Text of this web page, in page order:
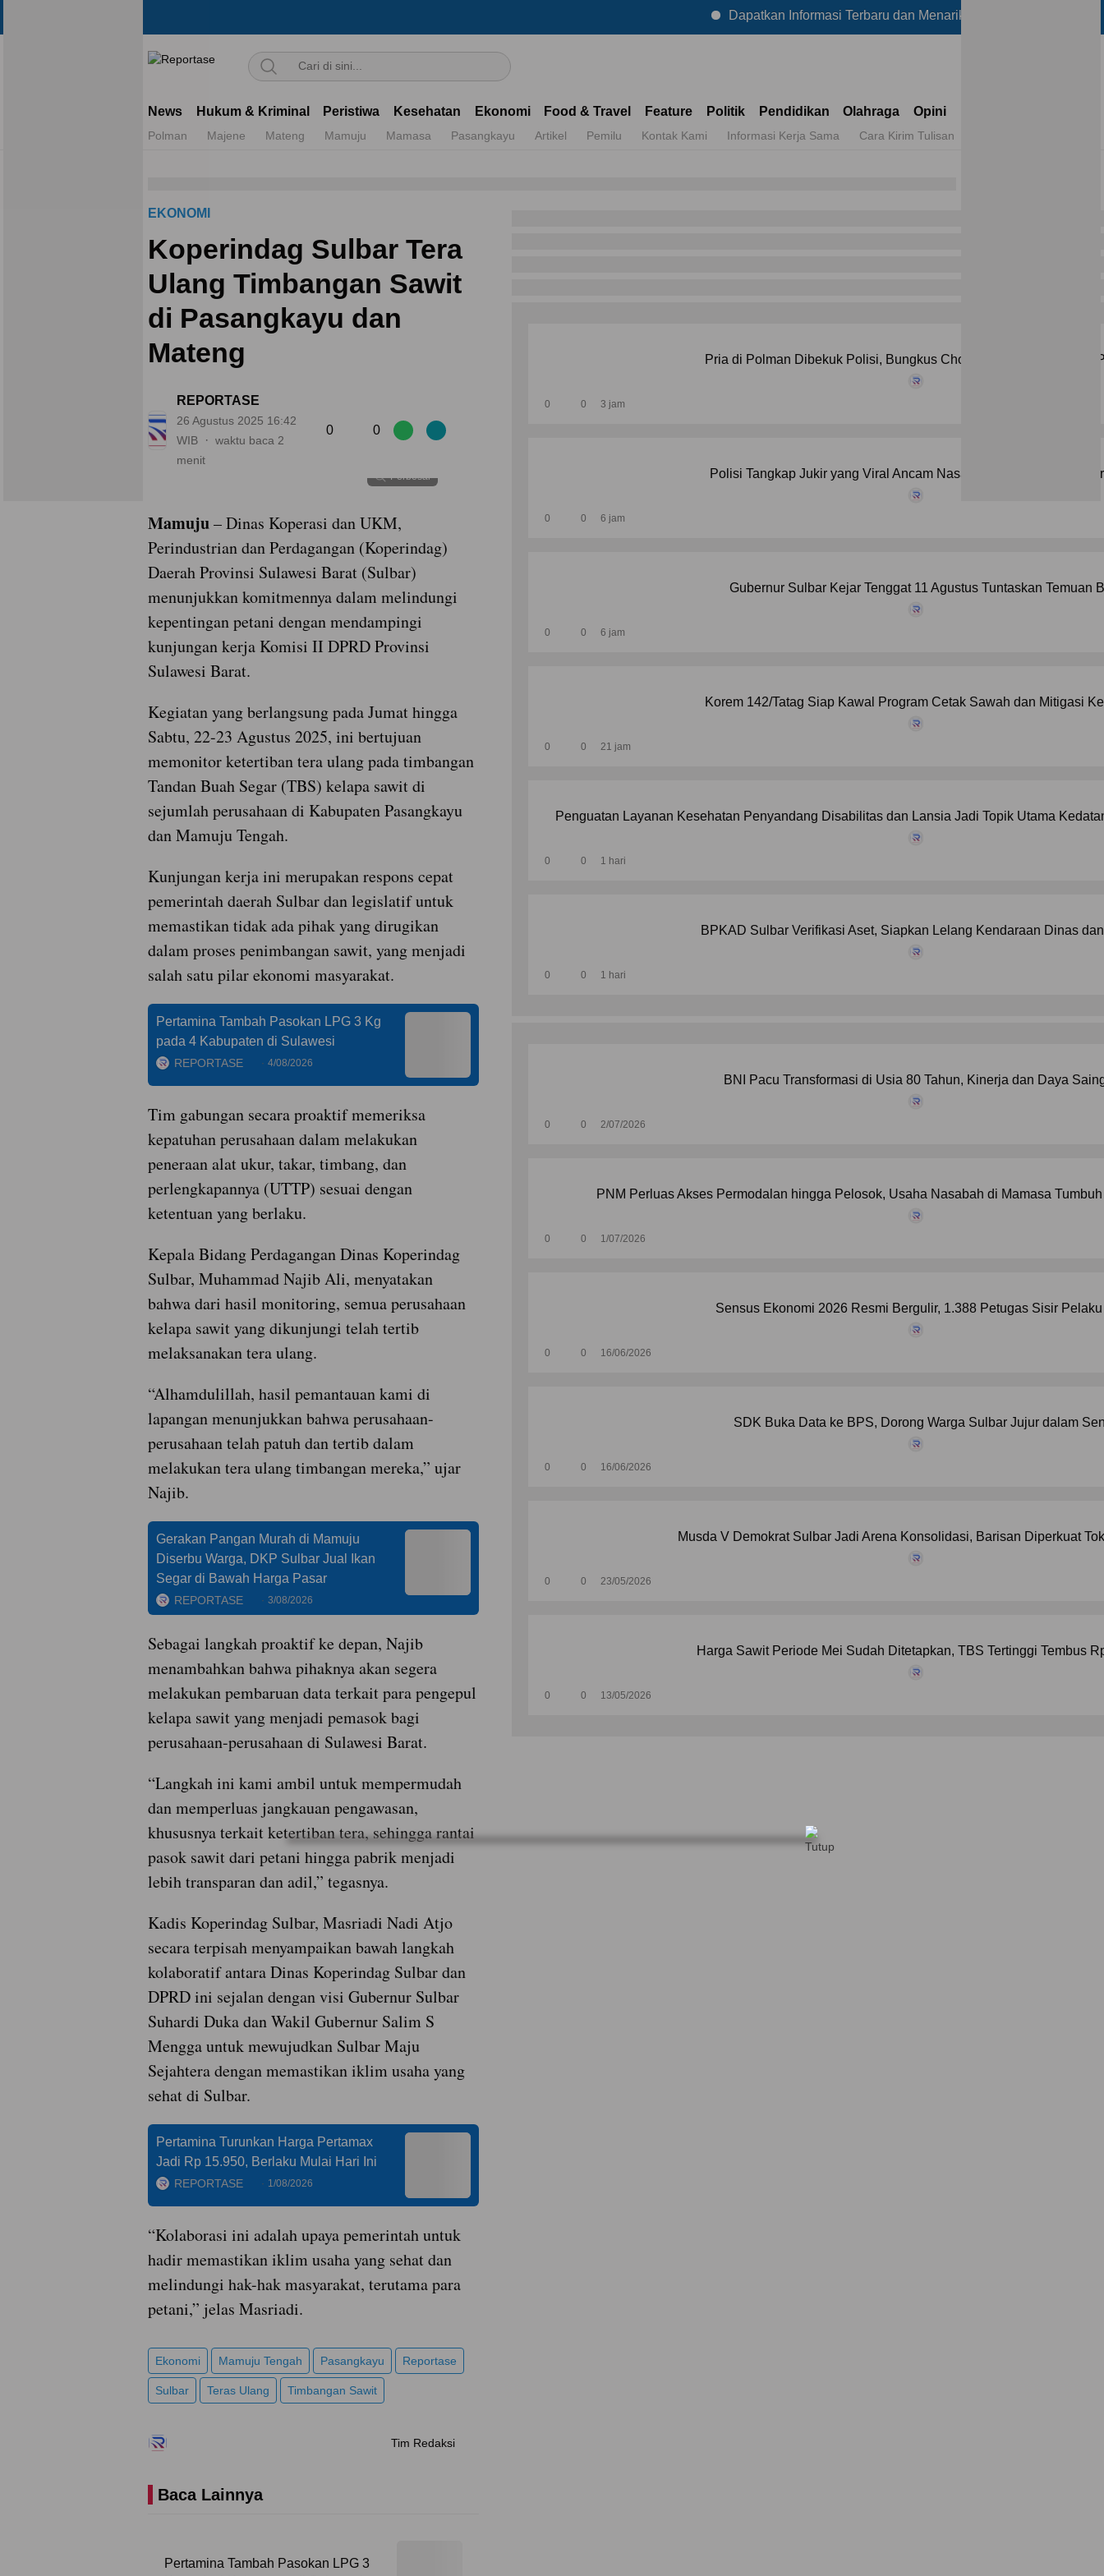
Dapatkan Informasi Terbaru dan Menarik Lainnya Hanya di Reportase
Mengulas Fakta Di Balik Cerita
News Hukum & Kriminal Peristiwa Kesehatan Ekonomi Food & Travel Feature Politik Pendidikan Olahraga Opini
Polman Majene Mateng Mamuju Mamasa Pasangkayu Artikel Pemilu Kontak Kami Informasi Kerja Sama Cara Kirim Tulisan
EKONOMI
Koperindag Sulbar Tera
Ulang Timbangan Sawit
di Pasangkayu dan
Mateng
REPORTASE
26 Agustus 2025 16:42
WIB
waktu baca 2
menit
0 0
Perbesar
Mamuju– Dinas Koperasi dan UKM,
Perindustrian dan Perdagangan (Koperindag)
Daerah Provinsi Sulawesi Barat (Sulbar)
menunjukkan komitmennya dalam melindungi
kepentingan petani dengan mendampingi
kunjungan kerja Komisi II DPRD Provinsi
Sulawesi Barat.
Kegiatan yang berlangsung pada Jumat hingga
Sabtu, 22-23 Agustus 2025, ini bertujuan
memonitor ketertiban tera ulang pada timbangan
Tandan Buah Segar (TBS) kelapa sawit di
sejumlah perusahaan di Kabupaten Pasangkayu
dan Mamuju Tengah.
Kunjungan kerja ini merupakan respons cepat
pemerintah daerah Sulbar dan legislatif untuk
memastikan tidak ada pihak yang dirugikan
dalam proses penimbangan sawit, yang menjadi
salah satu pilar ekonomi masyarakat.
Pertamina Tambah Pasokan LPG 3 Kg
pada 4 Kabupaten di Sulawesi
REPORTASE 4/08/2026
Tim gabungan secara proaktif memeriksa
kepatuhan perusahaan dalam melakukan
peneraan alat ukur, takar, timbang, dan
perlengkapannya (UTTP) sesuai dengan
ketentuan yang berlaku.
Kepala Bidang Perdagangan Dinas Koperindag
Sulbar, Muhammad Najib Ali, menyatakan
bahwa dari hasil monitoring, semua perusahaan
kelapa sawit yang dikunjungi telah tertib
melaksanakan tera ulang.
“Alhamdulillah, hasil pemantauan kami di
lapangan menunjukkan bahwa perusahaan-
perusahaan telah patuh dan tertib dalam
melakukan tera ulang timbangan mereka,” ujar
Najib.
Gerakan Pangan Murah di Mamuju
Diserbu Warga, DKP Sulbar Jual Ikan
Segar di Bawah Harga Pasar
REPORTASE 3/08/2026
Sebagai langkah proaktif ke depan, Najib
menambahkan bahwa pihaknya akan segera
melakukan pembaruan data terkait para pengepul
kelapa sawit yang menjadi pemasok bagi
perusahaan-perusahaan di Sulawesi Barat.
“Langkah ini kami ambil untuk mempermudah
dan memperluas jangkauan pengawasan,
khususnya terkait ketertiban tera, sehingga rantai
pasok sawit dari petani hingga pabrik menjadi
lebih transparan dan adil,” tegasnya.
Kadis Koperindag Sulbar, Masriadi Nadi Atjo
secara terpisah menyampaikan bawah langkah
kolaboratif antara Dinas Koperindag Sulbar dan
DPRD ini sejalan dengan visi Gubernur Sulbar
Suhardi Duka dan Wakil Gubernur Salim S
Mengga untuk mewujudkan Sulbar Maju
Sejahtera dengan memastikan iklim usaha yang
sehat di Sulbar.
Pertamina Turunkan Harga Pertamax
Jadi Rp 15.950, Berlaku Mulai Hari Ini
REPORTASE 1/08/2026
“Kolaborasi ini adalah upaya pemerintah untuk
hadir memastikan iklim usaha yang sehat dan
melindungi hak-hak masyarakat, terutama para
petani,” jelas Masriadi.
Ekonomi Mamuju Tengah Pasangkayu Reportase
Sulbar Teras Ulang Timbangan Sawit
Tim Redaksi
Baca Lainnya
Pertamina Tambah Pasokan LPG 3
Pria di Polman Dibekuk Polisi, Bungkus Chocolatos Buka Jejak 31
0 0 3 jam
Polisi Tangkap Jukir yang Viral Ancam Nasabah BRI Jika Tak
0 0 6 jam
Gubernur Sulbar Kejar Tenggat 11 Agustus Tuntaskan Temuan
0 0 6 jam
Korem 142/Tatag Siap Kawal Program Cetak Sawah dan Mitigasi
0 0 21 jam
Penguatan Layanan Kesehatan Penyandang Disabilitas dan Lansia Jadi Topik Utama
0 0 1 hari
BPKAD Sulbar Verifikasi Aset, Siapkan Lelang Kendaraan Dinas
0 0 1 hari
BNI Pacu Transformasi di Usia 80 Tahun, Kinerja dan Daya
0 0 2/07/2026
PNM Perluas Akses Permodalan hingga Pelosok, Usaha Nasabah di Mamasa
0 0 1/07/2026
Sensus Ekonomi 2026 Resmi Bergulir, 1.388 Petugas Sisir
0 0 16/06/2026
SDK Buka Data ke BPS, Dorong Warga Sulbar Jujur dalam
0 0 16/06/2026
Musda V Demokrat Sulbar Jadi Arena Konsolidasi, Barisan Diperkuat
0 0 23/05/2026
Harga Sawit Periode Mei Sudah Ditetapkan, TBS Tertinggi Tembus
0 0 13/05/2026